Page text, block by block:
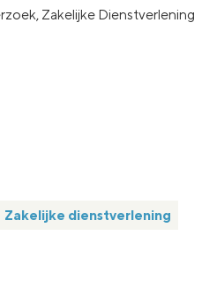
Zakelijke Dienstverlening
Zakelijke dienstverlening